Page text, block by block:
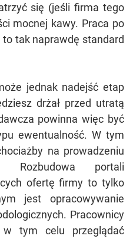
się (jeśli firma tego
mocnej kawy. Praca po
tak naprawdę standard
jednak nadejść etap
drżał przed utratą
powinna więc być
ewentualność. W tym
na prowadzeniu
Rozbudowa portali
ofertę firmy to tylko
jest opracowywanie
Pracownicy
tym celu przeglądać